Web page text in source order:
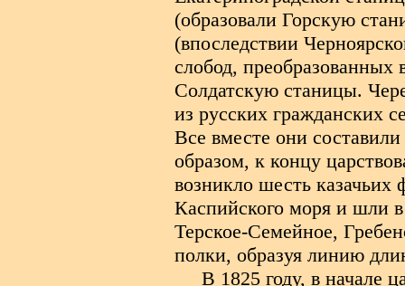
(образовали Горскую
(впоследствии
слобод,
Солдатскую станицы.
из русских гражданских
Все вместе они
образом, к концу
возникло шесть
Каспийского моря и шли
Терское-Семейное,
полки, образуя линию
В 1825 году, в начале